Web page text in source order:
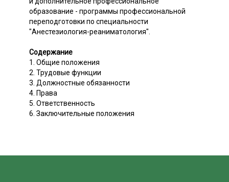
образование - программы профессиональной
переподготовки по специальности
"Анестезиология-реаниматология".
Содержание
1. Общие положения
2. Трудовые функции
3. Должностные обязанности
4. Права
5. Ответственность
6. Заключительные положения